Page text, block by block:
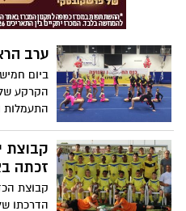
ערב
ביום
הקרקע
התעמלות
כ 70
הספר.
את הקהל.
קבוצת
זכתה
קבוצת
הדרכתו